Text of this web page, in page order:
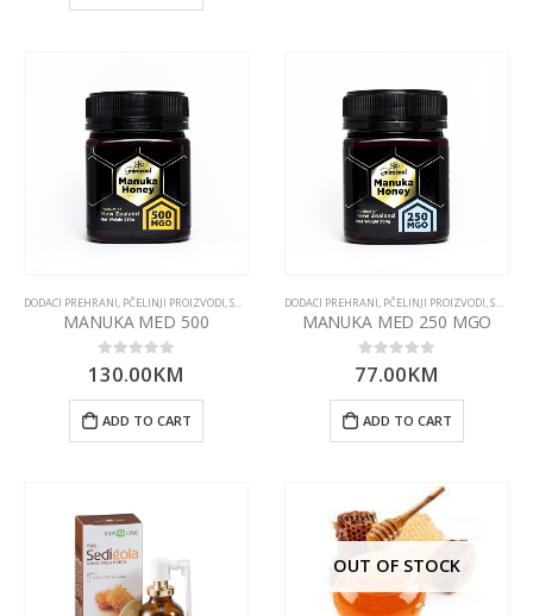
DODACI PREHRANI, PČELINJI PROIZVODI,SUPERHRANA
MANUKA MED 500
0out of 5
130.00KM
ADD TO CART
DODACI PREHRANI, PČELINJI PROIZVODI,SUPERHRANA
MANUKA MED 250 MGO
0out of 5
77.00KM
ADD TO CART
OUT OF STOCK